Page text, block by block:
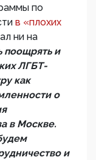
по
в «плохих
ни на
и
ЛГБТ-
как
о
в Москве.
и